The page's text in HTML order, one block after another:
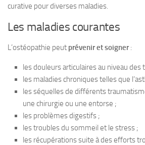
curative pour diverses maladies.
Les maladies courantes
L’ostéopathie peut prévenir et soigner:
les douleurs articulaires au niveau des
les maladies chroniques telles que
les séquelles de différents
une chirurgie ou une entorse ;
les problèmes digestifs ;
les troubles du sommeil et le stress ;
les récupérations suite à des efforts